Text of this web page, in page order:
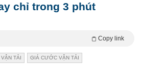
chỉ trong 3 phút
Copy link
TẢI GIÁ CƯỚC VẬN TẢI